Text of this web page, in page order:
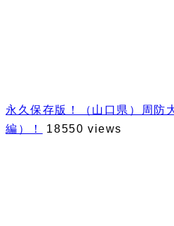
永久保存版！（山口県）周防
編）！
18550 views